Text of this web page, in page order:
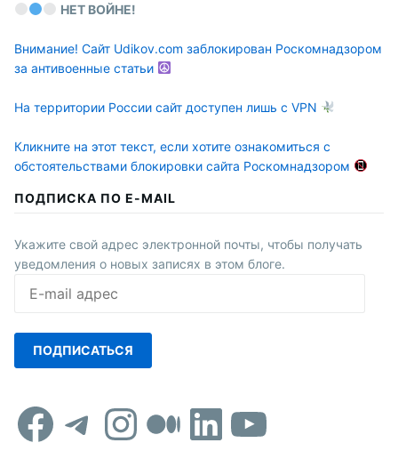
НЕТ ВОЙНЕ!
Внимание! Сайт Udikov.com заблокирован Роскомнадзором
за антивоенные статьи
На территории России сайт доступен лишь с VPN
Кликните на этот текст, если хотите ознакомиться с
обстоятельствами блокировки сайта Роскомнадзором
ПОДПИСКА ПО E-MAIL
Укажите свой адрес электронной почты, чтобы получать
уведомления о новых записях в этом блоге.
mail
ПОДПИСАТЬСЯ
Facebook
Telegram
Instagram
Средний
LinkedIn